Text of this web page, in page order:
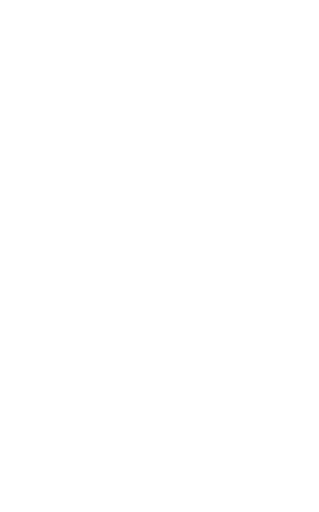
亮之后确实出现了天灾，但基本上